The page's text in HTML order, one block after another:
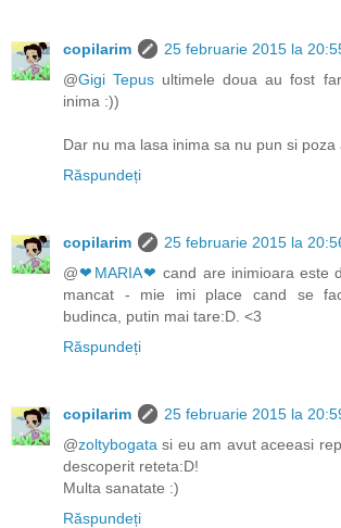
copilarim
25 februarie 2015 la
@Gigi Tepus ultimele doua au fost
inima :))
Dar nu ma lasa inima sa nu pun si poza
Răspundeți
copilarim
25 februarie 2015 la
@❤MARIA❤ cand are inimioara este
mancat - mie imi place cand se
budinca, putin mai tare:D. <3
Răspundeți
copilarim
25 februarie 2015 la
@zoltybogata si eu am avut aceeasi
descoperit reteta:D!
Multa sanatate :)
Răspundeți